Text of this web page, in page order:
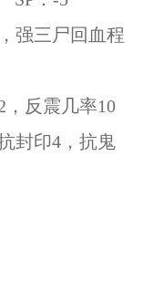
强三尸回血程
反震几率10
封印4，抗鬼